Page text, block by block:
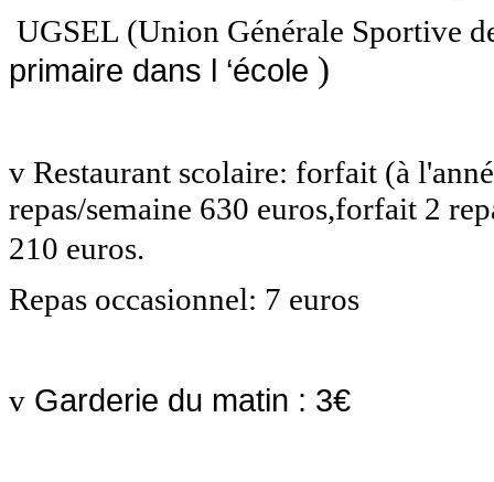
UGSEL (Union Générale Sportive
primaire dans l ‘école )
v Restaurant scolaire: forfait (à
repas/semaine 630 euros,forfait 2
210 euros.
Repas occasionnel: 7 euros
v Garderie du matin : 3€